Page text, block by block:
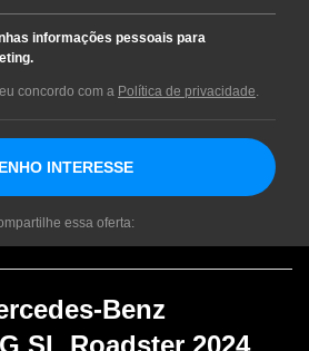
informações pessoais para
concordo com a Política de privacidade.
INTERESSE
essa oferta:
Benz
SL Roadster 2024